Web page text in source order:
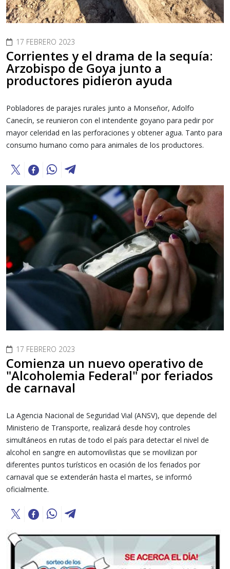
17 FEBRERO 2023
Corrientes y el drama de la sequía:
Arzobispo de Goya junto a
productores pidieron ayuda
Pobladores de parajes rurales junto a Monseñor, Adolfo
Canecín, se reunieron con el intendente goyano para pedir por
mayor celeridad en las perforaciones y obtener agua. Tanto para
consumo humano como para animales de los productores.
17 FEBRERO 2023
Comienza un nuevo operativo de
"Alcoholemia Federal" por feriados
de carnaval
La Agencia Nacional de Seguridad Vial (ANSV), que depende del
Ministerio de Transporte, realizará desde hoy controles
simultáneos en rutas de todo el país para detectar el nivel de
alcohol en sangre en automovilistas que se movilizan por
diferentes puntos turísticos en ocasión de los feriados por
carnaval que se extenderán hasta el martes, se informó
oficialmente.